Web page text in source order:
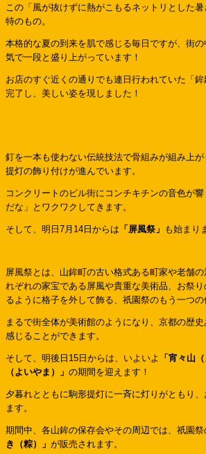
この「風が抜けずに熱がこもるネットリとした
特のもの。
本格的な夏の到来を肌で感じる毎日ですが、街
気で一段と盛り上がっています！
お店のすぐ近くの通りでも連日行われていた「
完了し、美しい姿を現しました！
釘を一本も使わない伝統技法で骨組みが組み上
提灯の飾り付けが進んでいます。
コンクリートのビル街にコンチキチンの音色が
だな」とワクワクしてきます。
そして、明日7月14日からは 「屏風祭」 も始まり
屏風祭とは、山鉾町の古い格式ある町家や老舗
れぞれの家宝である屏風や貴重な美術品、お祭
るように格子を外して飾る、祇園祭のもう一つの
まるで街全体が美術館のようになり、京都の歴
感じることができます。
そして、明後日15日からは、いよいよ
「宵々山
（よいやま）」 の期間を迎えます！
夕暮れとともに駒形提灯に一斉に灯りがともり
ます。
期間中、各山鉾の保存会やその周辺では、祇園
き（粽）」 が販売されます。